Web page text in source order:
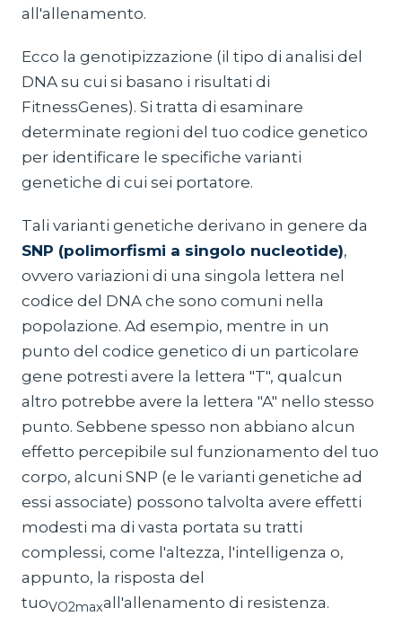
all'allenamento.
Ecco la genotipizzazione (il tipo di analisi del
DNA su cui si basano i risultati di
FitnessGenes). Si tratta di esaminare
determinate regioni del tuo codice genetico
per identificare le specifiche varianti
genetiche di cui sei portatore.
Tali varianti genetiche derivano in genere da
SNP (polimorfismi a singolo nucleotide),
ovvero variazioni di una singola lettera nel
codice del DNA che sono comuni nella
popolazione. Ad esempio, mentre in un
punto del codice genetico di un particolare
gene potresti avere la lettera "T", qualcun
altro potrebbe avere la lettera "A" nello stesso
punto. Sebbene spesso non abbiano alcun
effetto percepibile sul funzionamento del tuo
corpo, alcuni SNP (e le varianti genetiche ad
essi associate) possono talvolta avere effetti
modesti ma di vasta portata su tratti
complessi, come l'altezza, l'intelligenza o,
appunto, la risposta del
tuoVO2maxall'allenamento di resistenza.